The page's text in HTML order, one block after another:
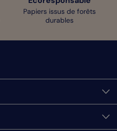
Papiers issus de forêts
durables